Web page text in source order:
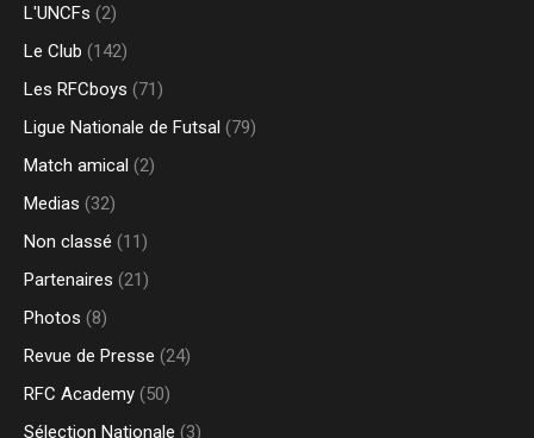
L'UNCFs (2)
Le Club (142)
Les RFCboys (71)
Ligue Nationale de Futsal (79)
Match amical (2)
Medias (32)
Non classé (11)
Partenaires (21)
Photos (8)
Revue de Presse (24)
RFC Academy (50)
Sélection Nationale (3)